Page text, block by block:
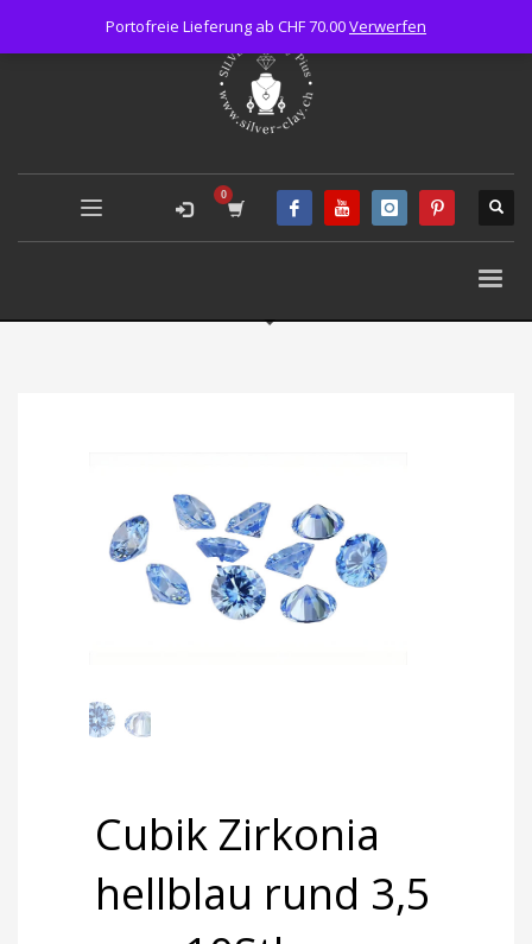
Cubik Zirkonia
hellblau rund 3,5
Portofreie Lieferung ab CHF 70.00Verwerfen